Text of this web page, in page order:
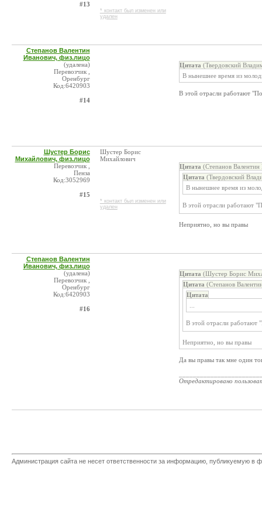
#13
* контакт был изменен или
удален
Степанов Валентин
Иванович, физ.лицо
(удалена)
Перевозчик ,
Оренбург
Код:6420903
#14
Цитата (Твердовский
В нынешнее время из
В этой отрасли работают
Шустер Борис
Михайлович, физ.лицо
Перевозчик ,
Пенза
Код:3052969
#15
Шустер Борис
Михайлович
* контакт был изменен или
удален
Цитата (Степанов
Цитата (Твердовский
В нынешнее время из
В этой отрасли работают
Неприятно, но вы правы
Степанов Валентин
Иванович, физ.лицо
(удалена)
Перевозчик ,
Оренбург
Код:6420903
#16
Цитата (Шустер Борис
Цитата (Степанов
Цитата
В этой отрасли
Неприятно, но вы правы
Да вы правы так мне один
Отредактировано
Администрация сайта не несет ответственности за информацию, публикуемую